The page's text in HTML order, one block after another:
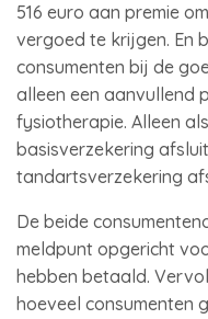
516 euro aan premie
vergoed te krijgen. En
consumenten bij de
alleen een aanvullend
fysiotherapie. Alleen
basisverzekering
tandartsverzekering
De beide
meldpunt opgericht
hebben betaald.
hoeveel consumenten